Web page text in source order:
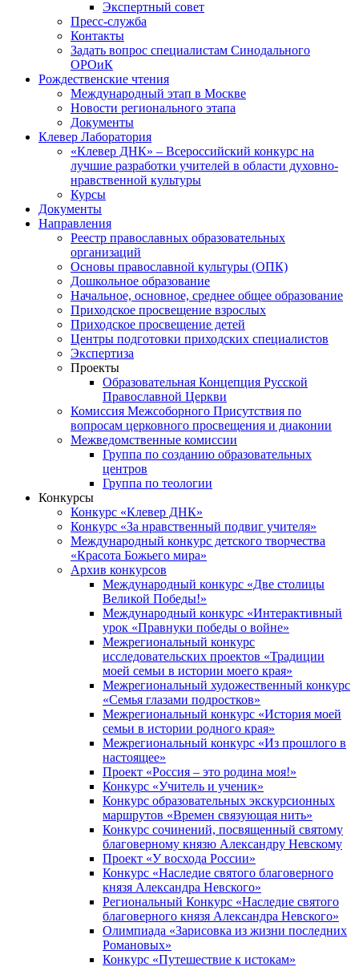
Экспертный совет
Пресс-служба
Контакты
Задать вопрос специалистам Синодального
ОРОиК
Рождественские чтения
Международный этап в Москве
Новости регионального этапа
Документы
Клевер Лаборатория
«Клевер ДНК» – Всероссийский конкурс на
лучшие разработки учителей в области духовно-
нравственной культуры
Курсы
Документы
Направления
Реестр православных образовательных
организаций
Основы православной культуры (ОПК)
Дошкольное образование
Начальное, основное, среднее общее образование
Приходское просвещение взрослых
Приходское просвещение детей
Центры подготовки приходских специалистов
Экспертиза
Проекты
Образовательная Концепция Русской
Православной Церкви
Комиссия Межсоборного Присутствия по
вопросам церковного просвещения и диаконии
Межведомственные комиссии
Группа по созданию образовательных
центров
Группа по теологии
Конкурсы
Конкурс «Клевер ДНК»
Конкурс «За нравственный подвиг учителя»
Международный конкурс детского творчества
«Красота Божьего мира»
Архив конкурсов
Международный конкурс «Две столицы
Великой Победы!»
Международный конкурс «Интерактивный
урок «Правнуки победы о войне»
Межрегиональный конкурс
исследовательских проектов «Традиции
моей семьи в истории моего края»
Межрегиональный художественный конкурс
«Семья глазами подростков»
Межрегиональный конкурс «История моей
семьи в истории родного края»
Межрегиональный конкурс «Из прошлого в
настоящее»
Проект «Россия – это родина моя!»
Конкурс «Учитель и ученик»
Конкурс образовательных экскурсионных
маршрутов «Времен связующая нить»
Конкурс сочинений, посвященный святому
благоверному князю Александру Невскому
Проект «У восхода России»
Конкурс «Наследие святого благоверного
князя Александра Невского»
Региональный Конкурс «Наследие святого
благоверного князя Александра Невского»
Олимпиада «Зарисовка из жизни последних
Романовых»
Конкурс «Путешествие к истокам»